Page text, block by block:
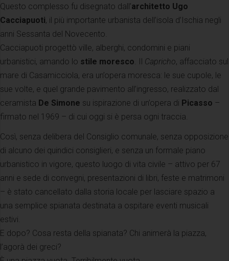
Questo complesso fu disegnato dall’architetto Ugo
Cacciapuoti, il più importante urbanista dell’isola d’Ischia negli
anni Sessanta del Novecento.
Cacciapuoti progettò ville, alberghi, condomini e piani
urbanistici, amando lo stile moresco Capricho, affacciato sul
mare di Casamicciola, era un’opera moresca: le sue cupole, le
sue volte, e quel grande pavimento all’ingresso, realizzato dal
ceramista De Simone su ispirazione di un’opera di Picasso –
firmato nel 1969 – di cui oggi si è persa ogni traccia.
Così, senza delibera del Consiglio comunale, senza opposizione
di alcuno dei quindici consiglieri, e senza un formale piano
urbanistico in vigore, questo luogo di vita civile – attivo per 67
anni e sede di convegni, presentazioni di libri, feste e matrimoni
– è stato cancellato dalla storia locale per lasciare spazio a
una semplice spianata destinata a ospitare eventi musicali
estivi.
E dopo? Cosa resta della spianata? Chi animerà la piazza,
l’agorà dei greci?